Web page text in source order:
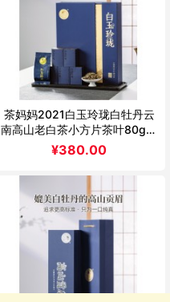
茶妈妈2021白玉玲珑白牡丹云
南高山老白茶小方片茶叶80g送
礼盒装
¥380.00